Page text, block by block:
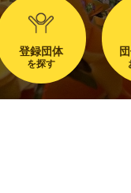
登録団体
を探す